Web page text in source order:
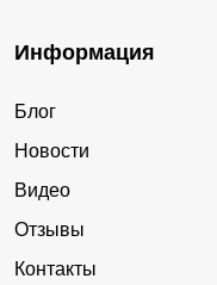
Информация
Блог
Новости
Видео
Отзывы
Контакты